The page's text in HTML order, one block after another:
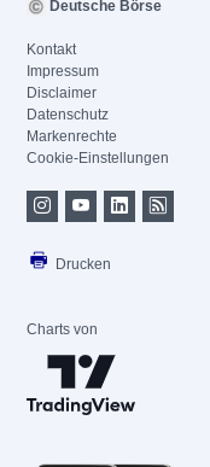
Deutsche Börse
Kontakt
Impressum
Disclaimer
Datenschutz
Markenrechte
Cookie-Einstellungen
Drucken
Charts von